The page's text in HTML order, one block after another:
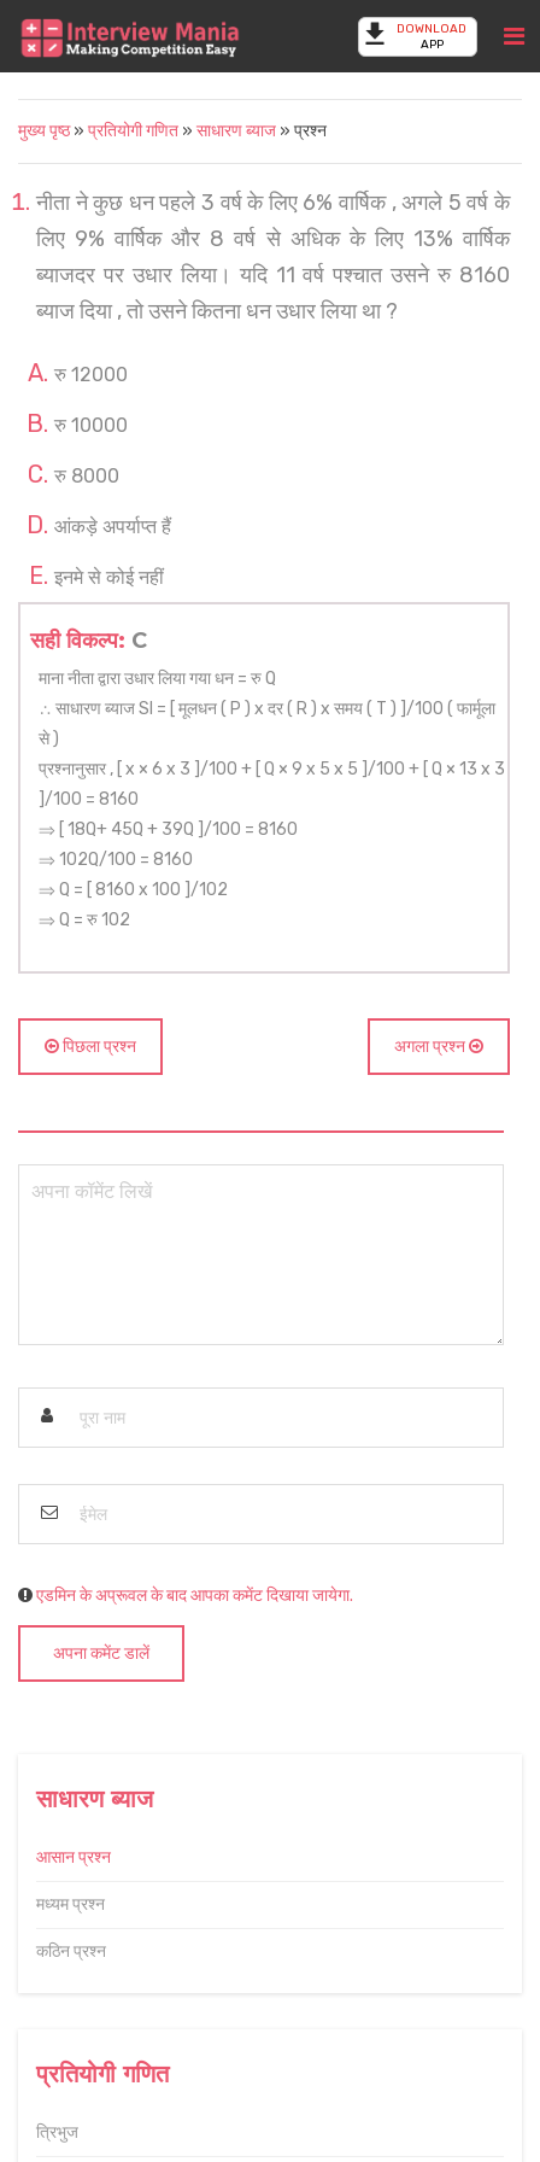
DOWNLOAD
APP
मुख्य पृष्ठ» प्रतियोगी गणित » साधारण ब्याज » प्रश्न
साधारण ब्याज
आसान प्रश्न
मध्यम प्रश्न
कठिन प्रश्न
प्रतियोगी गणित
त्रिभुज
नीता ने कुछ धन पहले 3 वर्ष के लिए 6% वार्षिक , अगले 5 वर्ष के
लिए 9% वार्षिक और 8 वर्ष से अधिक के लिए 13% वार्षिक
ब्याजदर पर उधार लिया। यदि 11 वर्ष पश्चात उसने रु 8160
ब्याज दिया , तो उसने कितना धन उधार लिया था ?
रु 12000
रु 10000
रु 8000
आंकड़े अपर्याप्त हैं
इनमे से कोई नहीं
सही विकल्प: C
माना नीता द्वारा उधार लिया गया धन = रु Q
∴ साधारण ब्याज SI = [ मूलधन ( P ) x दर ( R ) x समय ( T ) ]/100 ( फार्मूला
से )
प्रश्नानुसार , [ x × 6 x 3 ]/100 + [ Q × 9 x 5 x 5 ]/100 + [ Q × 13 x 3
]/100 = 8160
⇒ [ 18Q+ 45Q + 39Q ]/100 = 8160
⇒ 102Q/100 = 8160
⇒ Q = [ 8160 x 100 ]/102
⇒ Q = रु 102
पिछला प्रश्न अगला प्रश्न
एडमिन के अप्रूवल के बाद आपका कमेंट दिखाया जायेगा.
अपना कमेंट डालें